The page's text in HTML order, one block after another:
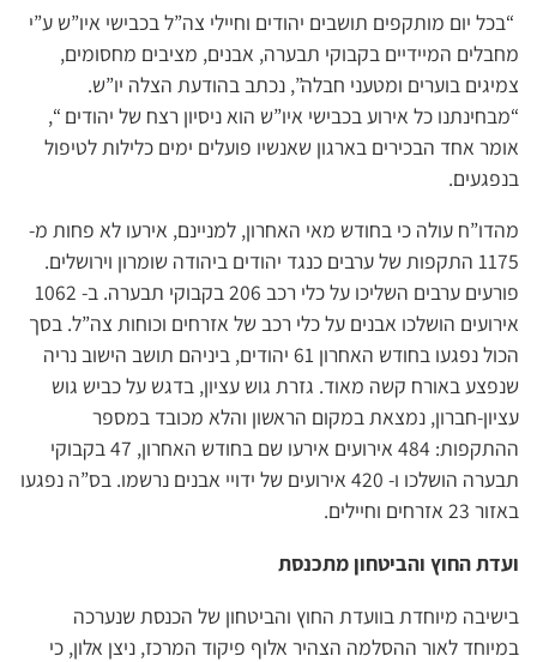
“בכל יום מותקפים תושבים יהודים וחיילי צה”ל בכבישי איו”ש ע”י
מחבלים המיידיים בקבוקי תבערה, אבנים, מציבים מחסומים,
צמיגים בוערים ומטעני חבלה”, נכתב בהודעת הצלה יו”ש.
“מבחינתנו כל אירוע בכבישי איו”ש הוא ניסיון רצח של יהודים “,
אומר אחד הבכירים בארגון שאנשיו פועלים ימים כלילות לטיפול
בנפגעים.
מהדו”ח עולה כי בחודש מאי האחרון, למניינם, אירעו לא פחות מ-
1175 התקפות של ערבים כנגד יהודים ביהודה שומרון וירושלים.
פורעים ערבים השליכו על כלי רכב 206 בקבוקי תבערה. ב- 1062
אירועים הושלכו אבנים על כלי רכב של אזרחים וכוחות צה”ל. בסך
הכול נפגעו בחודש האחרון 61 יהודים, ביניהם תושב הישוב נריה
שנפצע באורח קשה מאוד. גזרת גוש עציון, בדגש על כביש גוש
עציון-חברון, נמצאת במקום הראשון והלא מכובד במספר
ההתקפות: 484 אירועים אירעו שם בחודש האחרון, 47 בקבוקי
תבערה הושלכו ו- 420 אירועים של ידויי אבנים נרשמו. בס”ה נפגעו
באזור 23 אזרחים וחיילים.
ועדת החוץ והביטחון מתכנסת
בישיבה מיוחדת בוועדת החוץ והביטחון של הכנסת שנערכה
במיוחד לאור ההסלמה הצהיר אלוף פיקוד המרכז, ניצן אלון, כי